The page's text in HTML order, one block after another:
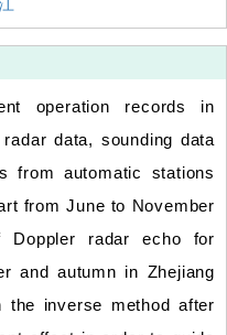
operation records in
data, sounding data
from automatic stations
from June to November
Doppler radar echo for
and autumn in Zhejiang
the inverse method after